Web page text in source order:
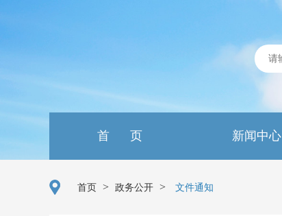
首 页 新闻中心
首页 > 政务公开 > 文件通知